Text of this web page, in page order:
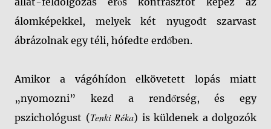
álomképekkel, melyek két nyugodt szarvast
ábrázolnak egy téli, hófedte erdőben.
Amikor a vágóhídon elkövetett lopás miatt
„nyomozni” kezd a rendőrség, és egy
pszichológust (Tenki Réka) is küldenek a dolgozók